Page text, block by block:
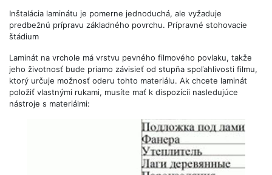
Inštalácia laminátu je pomerne jednoduchá, ale vyžaduje
predbežnú prípravu základného povrchu. Prípravné stohovacie
štádium
Laminát na vrchole má vrstvu pevného filmového povlaku, takže
jeho životnosť bude priamo závisieť od stupňa spoľahlivosti filmu,
ktorý určuje možnosť oderu tohto materiálu. Ak chcete laminát
položiť vlastnými rukami, musíte mať k dispozícii nasledujúce
nástroje s materiálmi: